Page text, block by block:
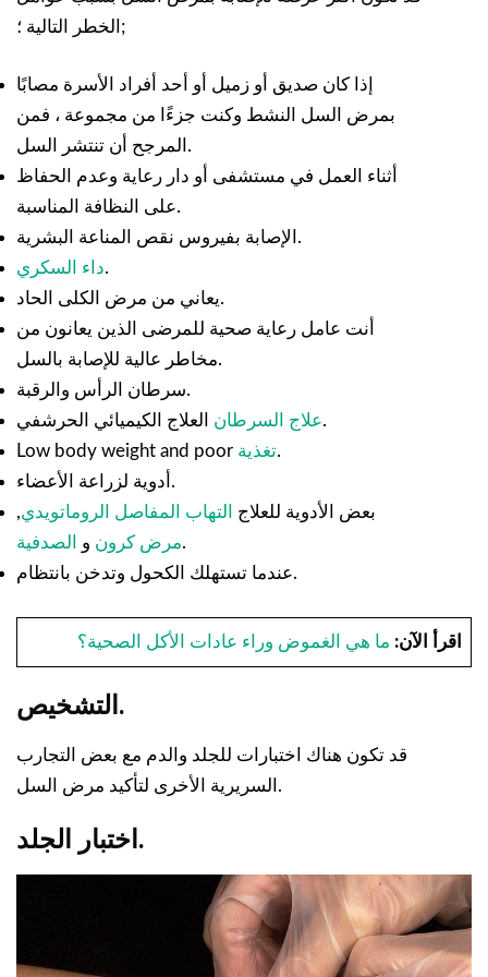
الخطر التالية ؛;
إذا كان صديق أو زميل أو أحد أفراد الأسرة مصابًا
بمرض السل النشط وكنت جزءًا من مجموعة ، فمن
المرجح أن تنتشر السل.
أثناء العمل في مستشفى أو دار رعاية وعدم الحفاظ
على النظافة المناسبة.
الإصابة بفيروس نقص المناعة البشرية.
داء السكري.
يعاني من مرض الكلى الحاد.
أنت عامل رعاية صحية للمرضى الذين يعانون من
مخاطر عالية للإصابة بالسل.
سرطان الرأس والرقبة.
علاج السرطانالعلاج الكيميائي الحرشفي.
Low body weight and poor تغذية.
أدوية لزراعة الأعضاء.
بعض الأدوية للعلاج
التهاب المفاصل الروماتويدي,
مرض كرون و الصدفية
.
عندما تستهلك الكحول وتدخن بانتظام.
اقرأ الآن: ما هي الغموض وراء عادات الأكل الصحية؟
التشخيص.
قد تكون هناك اختبارات للجلد والدم مع بعض التجارب
السريرية الأخرى لتأكيد مرض السل.
اختبار الجلد.